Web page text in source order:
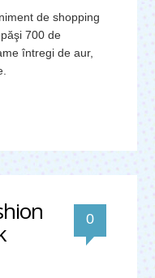
de shopping
700 de
întregi de aur,
0